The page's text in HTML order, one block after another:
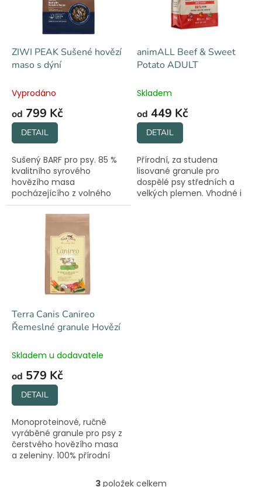
dZIWI PEAK Sušené hovězí
maso s dýní
Vyprodáno
od 799 Kč
DETAIL
Sušený BARF pro psy. 85 %
kvalitního syrového
hovězího masa
pocházejícího z volného
výběhu. Šetrně sušené
vzduchem. Bez obilovin a
animALL Beef & Sweet
Potato ADULT
Skladem
od 449 Kč
DETAIL
Přírodní, za studena
lisované granule pro
dospělé psy středních a
velkých plemen. Vhodné i
Terra Canis Canireo
Řemeslné granule Hovězí
Skladem u dodavatele
od 579 Kč
DETAIL
Monoproteinové, ručně
vyráběné granule pro psy z
čerstvého hovězího masa
a zeleniny. 100% přírodní
3 položek celkem